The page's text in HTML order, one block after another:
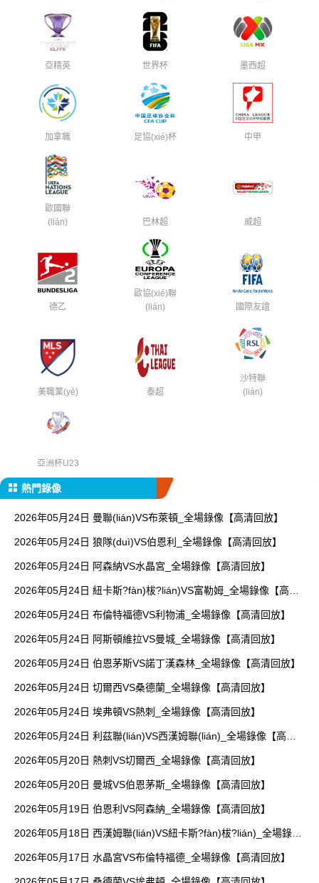
亞精英 世界杯 墨西超
加拿職 足協(xié)杯 中甲
歐國聯
(lián)
巴林超 威超
德乙
歐協(xié)聯
(lián)
國際友誼
美職業(yè) 泰超
沙特聯
(lián)
亞洲杯U23
熱門錄像
2026年05月24日 曼聯(lián)VS布萊頓_全場錄像【高清回放】
2026年05月24日 狼隊(duì)VS伯恩利_全場錄像【高清回放】
2026年05月24日 阿森納VS水晶宮_全場錄像【高清回放】
2026年05月24日 紐卡斯?fàn)柭?lián)VS富勒姆_全場錄像【高清
2026年05月24日 布倫特福德VS利物浦_全場錄像【高清回放】
2026年05月24日 阿斯頓維拉VS曼城_全場錄像【高清回放】
2026年05月24日 伯恩茅斯VS諾丁漢森林_全場錄像【高清回放】
2026年05月24日 切爾西VS桑德蘭_全場錄像【高清回放】
2026年05月24日 埃弗頓VS熱刺_全場錄像【高清回放】
2026年05月24日 利茲聯(lián)VS西漢姆聯(lián)_全場錄像【高清
2026年05月20日 熱刺VS切爾西_全場錄像【高清回放】
2026年05月20日 曼城VS伯恩茅斯_全場錄像【高清回放】
2026年05月19日 伯恩利VS阿森納_全場錄像【高清回放】
2026年05月18日 西漢姆聯(lián)VS紐卡斯?fàn)柭?lián)_全場錄像
2026年05月17日 水晶宮VS布倫特福德_全場錄像【高清回放】